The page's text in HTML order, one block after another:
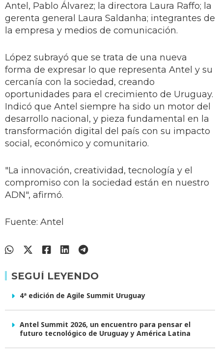
Antel, Pablo Álvarez; la directora Laura Raffo; la
gerenta general Laura Saldanha; integrantes de
la empresa y medios de comunicación.
López subrayó que se trata de una nueva
forma de expresar lo que representa Antel y su
cercanía con la sociedad, creando
oportunidades para el crecimiento de Uruguay.
Indicó que Antel siempre ha sido un motor del
desarrollo nacional, y pieza fundamental en la
transformación digital del país con su impacto
social, económico y comunitario.
"La innovación, creatividad, tecnología y el
compromiso con la sociedad están en nuestro
ADN", afirmó.
Fuente: Antel
SEGUÍ LEYENDO
4ª edición de Agile Summit Uruguay
Antel Summit 2026, un encuentro para pensar el
futuro tecnológico de Uruguay y América Latina